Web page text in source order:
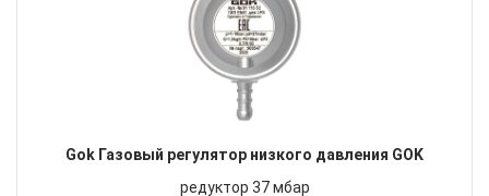
Gok Газовый регулятор низкого давления GOK
редуктор 37 мбар